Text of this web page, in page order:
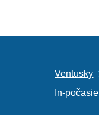
Ventusky
In-počasie